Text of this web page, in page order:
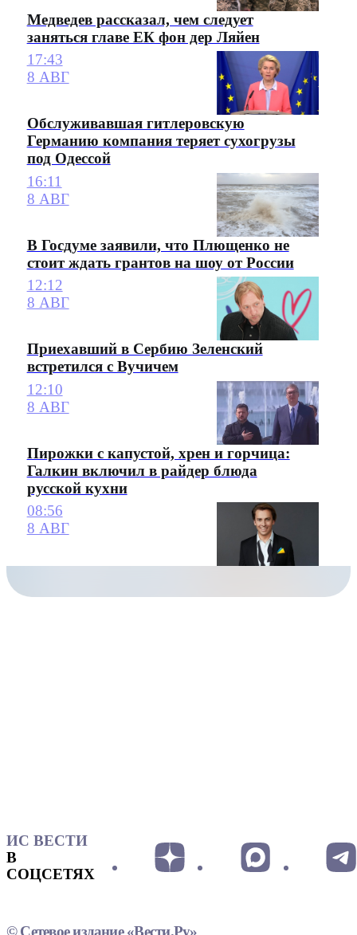
Медведев рассказал, чем следует
заняться главе ЕК фон дер Ляйен
17:43
8 АВГ
Обслуживавшая гитлеровскую
Германию компания теряет сухогрузы
под Одессой
16:11
8 АВГ
В Госдуме заявили, что Плющенко не
стоит ждать грантов на шоу от России
12:12
8 АВГ
Приехавший в Сербию Зеленский
встретился с Вучичем
12:10
8 АВГ
Пирожки с капустой, хрен и горчица:
Галкин включил в райдер блюда
русской кухни
08:56
8 АВГ
ИС ВЕСТИ
В
СОЦСЕТЯХ
© Сетевое издание «Вести.Ру»